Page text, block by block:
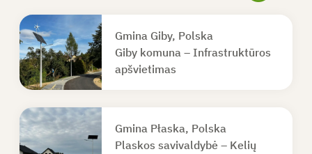
Gmina Giby, Polska
Giby komuna – Infrastruktūros
apšvietimas
Gmina Płaska, Polska
Plaskos savivaldybė – Kelių